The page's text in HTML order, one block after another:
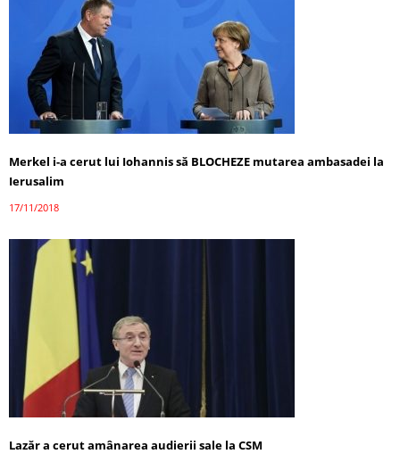
Merkel i-a cerut lui Iohannis să BLOCHEZE mutarea ambasadei la
Ierusalim
17/11/2018
Lazăr a cerut amânarea audierii sale la CSM